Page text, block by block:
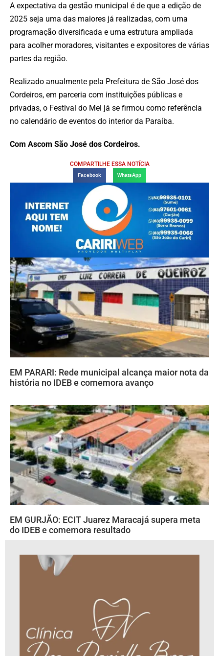
A expectativa da gestão municipal é de que a edição de
2025 seja uma das maiores já realizadas, com uma
programação diversificada e uma estrutura ampliada
para acolher moradores, visitantes e expositores de várias
partes da região.
Realizado anualmente pela Prefeitura de São José dos
Cordeiros, em parceria com instituições públicas e
privadas, o Festival do Mel já se firmou como referência
no calendário de eventos do interior da Paraíba.
Com Ascom São José dos Cordeiros.
COMPARTILHE ESSA NOTÍCIA
Facebook WhatsApp
EM PARARI: Rede municipal alcança maior nota da
história no IDEB e comemora avanço
EM GURJÃO: ECIT Juarez Maracajá supera meta
do IDEB e comemora resultado